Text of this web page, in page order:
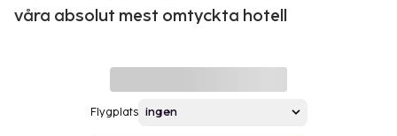
våra absolut mest omtyckta hotell
Flygplats